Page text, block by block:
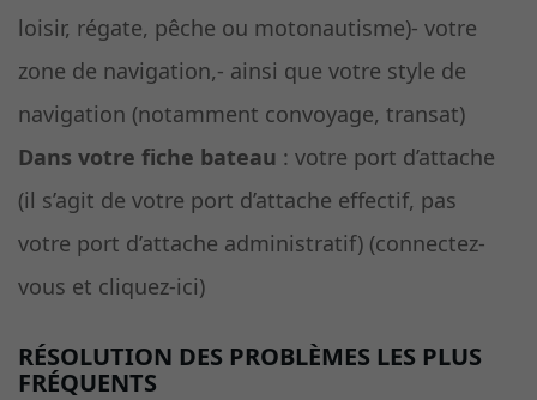
loisir, régate, pêche ou motonautisme)- votre
zone de navigation,- ainsi que votre style de
navigation (notamment convoyage, transat)
Dans votre fiche bateau : votre port d’attache
(il s’agit de votre port d’attache effectif, pas
votre port d’attache administratif) (connectez-
vous et cliquez-ici)
RÉSOLUTION DES PROBLÈMES LES PLUS
FRÉQUENTS